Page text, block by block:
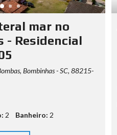
mar no
- Residencial
Bombinhas - SC, 88215-
2 Banheiro: 2